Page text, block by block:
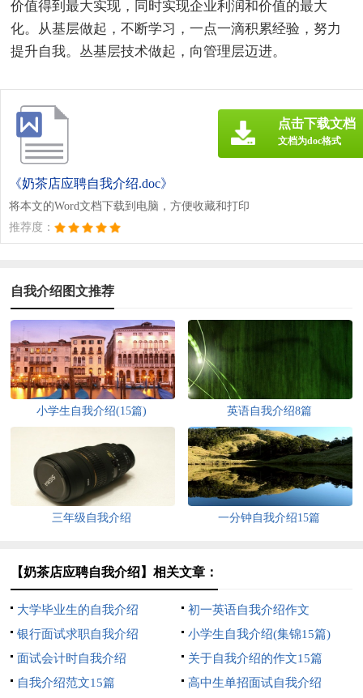
价值得到最大实现，同时实现企业利润和价值的最大
化。从基层做起，不断学习，一点一滴积累经验，努力
提升自我。丛基层技术做起，向管理层迈进。
《奶茶店应聘自我介绍.doc》
将本文的Word文档下载到电脑，方便收藏和打印
推荐度：
点击下载文档
文档为doc格式
自我介绍图文推荐
小学生自我介绍(15篇) 英语自我介绍8篇
三年级自我介绍 一分钟自我介绍15篇
【奶茶店应聘自我介绍】相关文章：
大学毕业生的自我介绍
初一英语自我介绍作文
银行面试求职自我介绍
小学生自我介绍(集锦15篇)
面试会计时自我介绍
关于自我介绍的作文15篇
自我介绍范文15篇
高中生单招面试自我介绍